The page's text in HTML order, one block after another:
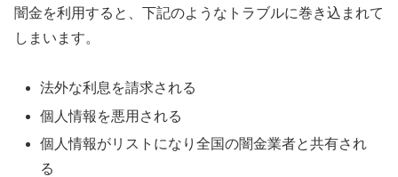
闇金を利用すると、下記のようなトラブルに巻き込まれて
しまいます。
法外な利息を請求される
個人情報を悪用される
個人情報がリストになり全国の闇金業者と共有され
る